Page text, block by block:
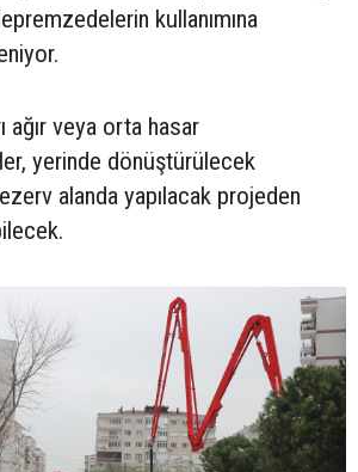
kullanımına
ağır veya orta hasar
yerinde dönüştürülecek
alanda yapılacak projeden